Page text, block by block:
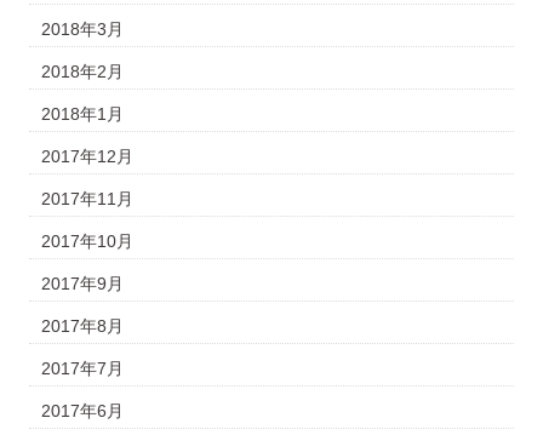
2018年3月
2018年2月
2018年1月
2017年12月
2017年11月
2017年10月
2017年9月
2017年8月
2017年7月
2017年6月